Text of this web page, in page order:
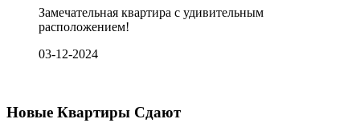
Замечательная квартира с удивительным
расположением!
03-12-2024
Новые Квартиры Сдают